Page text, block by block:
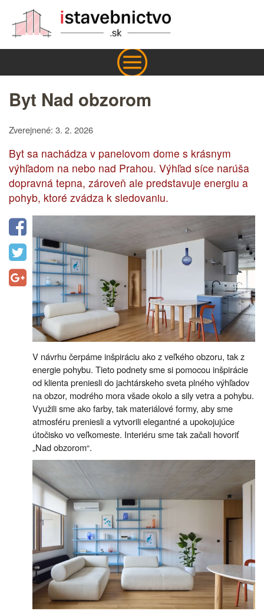
Byt Nad obzorom
Zverejnené: 3. 2. 2026
Byt sa nachádza v panelovom dome s krásnym
výhľadom na nebo nad Prahou. Výhľad síce narúša
dopravná tepna, zároveň ale predstavuje energiu a
pohyb, ktoré zvádza k sledovaniu.
V návrhu čerpáme inšpiráciu ako z veľkého obzoru, tak z
energie pohybu. Tieto podnety sme si pomocou inšpirácie
od klienta preniesli do jachtárskeho sveta plného výhľadov
na obzor, modrého mora všade okolo a sily vetra a pohybu.
Využili sme ako farby, tak materiálové formy, aby sme
atmosféru preniesli a vytvorili elegantné a upokojujúce
útočisko vo veľkomeste. Interiéru sme tak začali hovoriť
„Nad obzorom“.